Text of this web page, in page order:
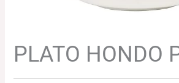
PLATO HONDO